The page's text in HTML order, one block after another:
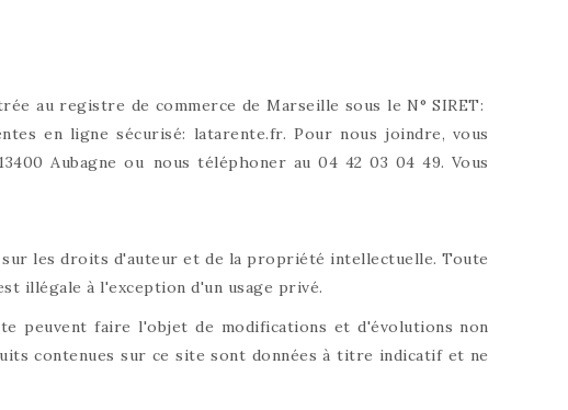
au registre de commerce de Marseille sous le N° SIRET:
en ligne sécurisé: latarente.fr. Pour nous joindre, vous
Aubagne ou nous téléphoner au 04 42 03 04 49. Vous
les droits d'auteur et de la propriété intellectuelle. Toute
illégale à l'exception d'un usage privé.
peuvent faire l'objet de modifications et d'évolutions non
contenues sur ce site sont données à titre indicatif et ne